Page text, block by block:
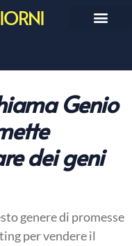
Genio
dei geni
genere di promesse
per vendere il